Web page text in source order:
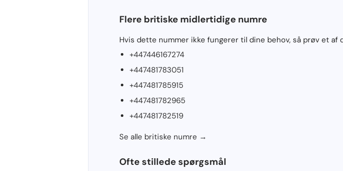
Flere britiske midlertidige numre
Hvis dette nummer ikke fungerer til dine behov, så prøv et
+447446167274
+447481783051
+447481785915
+447481782965
+447481782519
Se alle britiske numre →
Ofte stillede spørgsmål